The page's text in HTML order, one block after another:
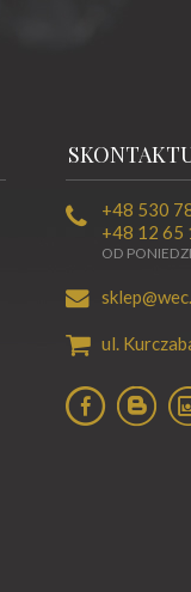
+48 530
+48 12 65
OD
ul.